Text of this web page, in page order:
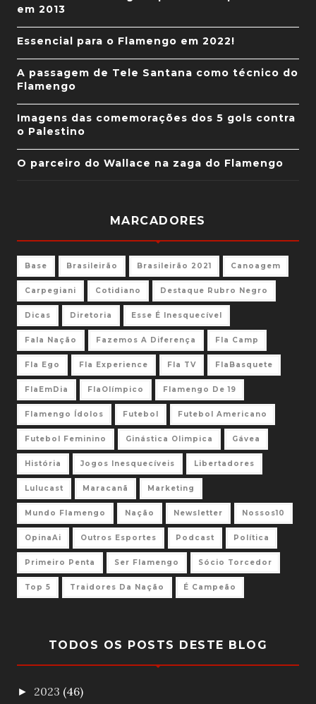
em 2013
Essencial para o Flamengo em 2022!
A passagem de Tele Santana como técnico do
Flamengo
Imagens das comemorações dos 5 gols contra
o Palestino
O parceiro do Wallace na zaga do Flamengo
MARCADORES
Base Brasileirão Brasileirão 2021 Canoagem
Carpegiani Cotidiano Destaque Rubro Negro
Dicas Diretoria Esse É Inesquecível
Fala Nação Fazemos A Diferença Fla Camp
Fla Ego Fla Experience Fla TV FlaBasquete
FlaEmDia FlaOlímpico Flamengo De 19
Flamengo Ídolos Futebol Futebol Americano
Futebol Feminino Ginástica Olimpica Gávea
História Jogos Inesquecíveis Libertadores
Lulucast Maracanã Marketing
Mundo Flamengo Nação Newsletter Nossos10
OpinaAi Outros Esportes Podcast Política
Primeiro Penta Ser Flamengo Sócio Torcedor
Top 5 Traidores Da Nação É Campeão
TODOS OS POSTS DESTE BLOG
► 2023 (46)